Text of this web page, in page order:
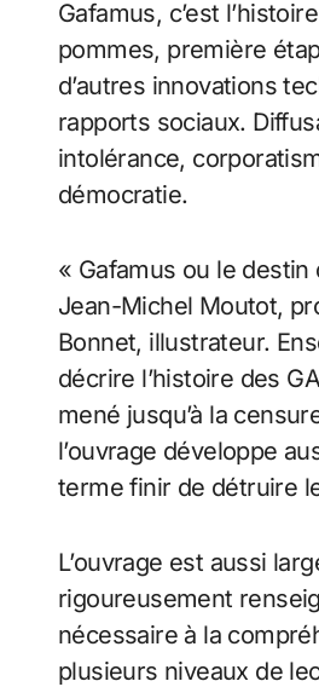
Gafamus, c’est
pommes, première
d’autres innovations
rapports sociaux.
intolérance,
démocratie.
« Gafamus ou le destin
Jean-Michel Moutot,
Bonnet, illustrateur.
décrire l’histoire des
mené jusqu’à la
l’ouvrage développe
terme finir de détruire
L’ouvrage est aussi
rigoureusement
nécessaire à la
plusieurs niveaux de